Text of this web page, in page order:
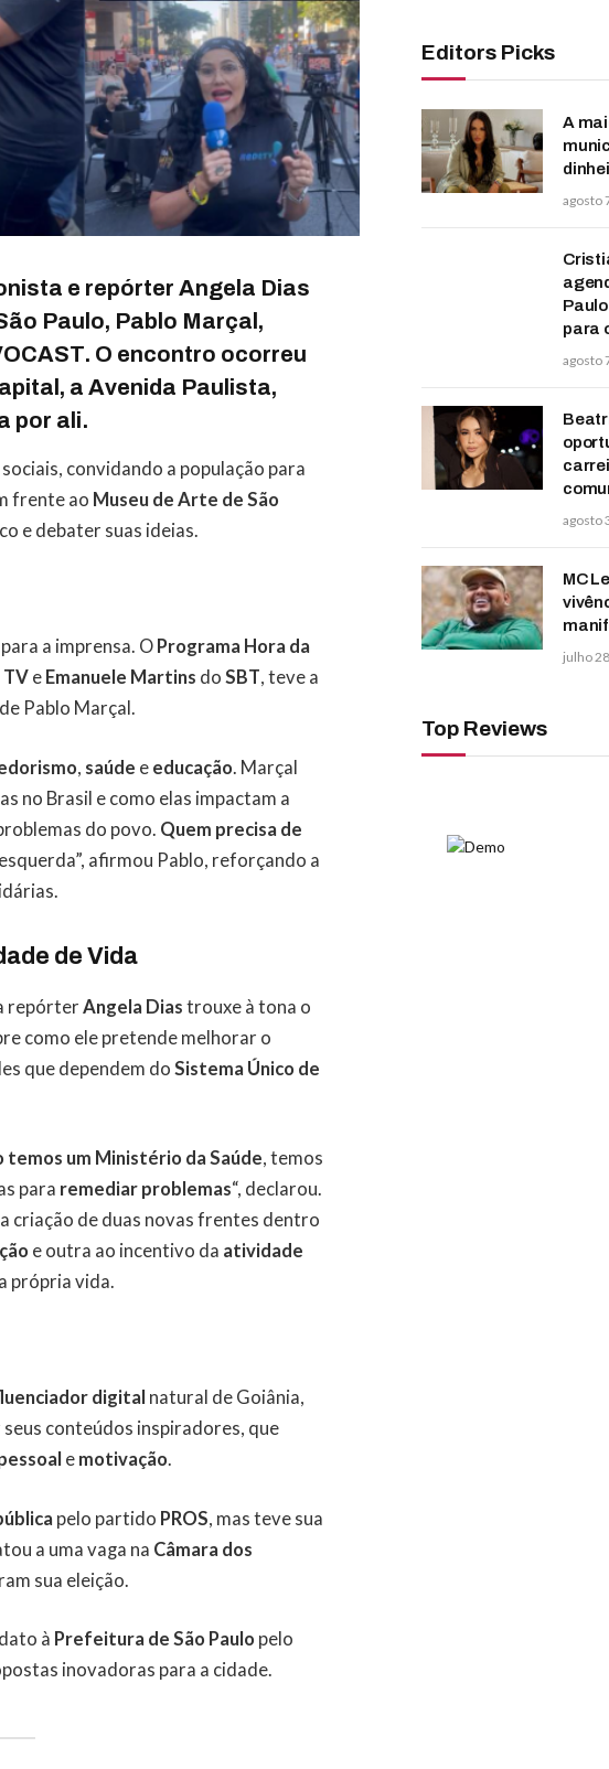
e repórter Angela Dias
Paulo, Pablo Marçal ,
. O encontro ocorreu
aAvenida Paulista,
por ali.
convidando a população para
frente ao Museu de Arte de São
e debater suas ideias.
a imprensa. O Programa Hora da
TVe Emanuele Martins doSBT, teve a
Pablo Marçal.
, saúde e educação. Marçal
no Brasil e como elas impactam a
do povo. Quem precisa de
afirmou Pablo, reforçando a
de Vida
repórterAngela Dias trouxe à tona o
como ele pretende melhorar o
que dependem doSistema Único de
temos um Ministério da Saúde, temos
para remediar problemas“, declarou.
criação de duas novas frentes dentro
e outra ao incentivo da atividade
própria vida.
digital natural de Goiânia,
conteúdos inspiradores, que
e motivação.
pelo partido PROS, mas teve sua
a uma vaga na Câmara dos
sua eleição.
à Prefeitura de São Paulo pelo
inovadoras para a cidade.
Editors Picks
A
agosto
para
agosto
agosto
MC
julho
Top Reviews